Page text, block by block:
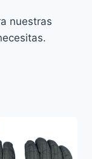
nuestras